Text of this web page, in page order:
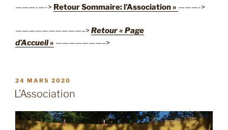
———-—-> Retour Sommaire: l’Association » ———->
——————————–>Retour « Page
d’Accueil » ———————–>
PUBLIÉ
LE
24 MARS 2020
L’Association